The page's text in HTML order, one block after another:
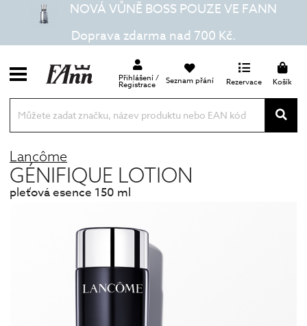
NOVÁ VŮNĚ BOSS POUZE VE FANN
Doprava zdarma nad 700 Kč.
Přihlášení /
Registrace Seznam přání Rezervace Košík
Lancôme
GÉNIFIQUE LOTION
pleťová esence 150 ml